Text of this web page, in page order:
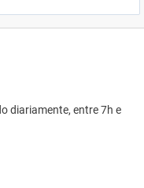
diariamente, entre 7h e